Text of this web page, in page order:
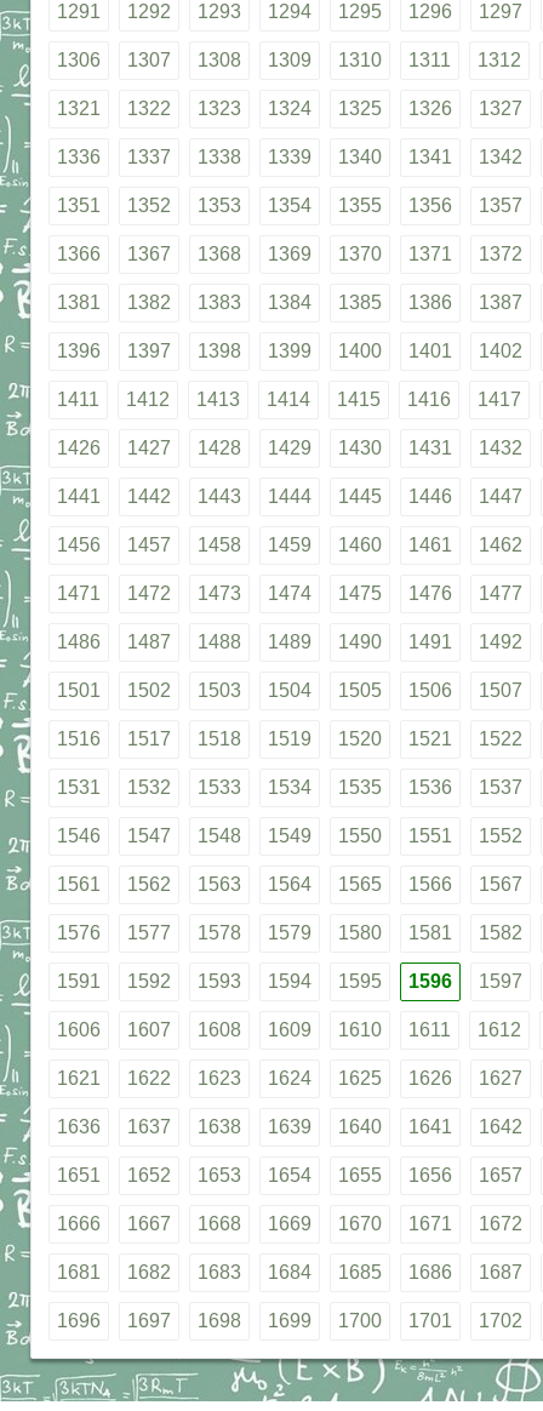
1291 1292 1293 1294 1295 1296 1297
1306 1307 1308 1309 1310 1311 1312
1321 1322 1323 1324 1325 1326 1327
1336 1337 1338 1339 1340 1341 1342
1351 1352 1353 1354 1355 1356 1357
1366 1367 1368 1369 1370 1371 1372
1381 1382 1383 1384 1385 1386 1387
1396 1397 1398 1399 1400 1401 1402
1411 1412 1413 1414 1415 1416 1417
1426 1427 1428 1429 1430 1431 1432
1441 1442 1443 1444 1445 1446 1447
1456 1457 1458 1459 1460 1461 1462
1471 1472 1473 1474 1475 1476 1477
1486 1487 1488 1489 1490 1491 1492
1501 1502 1503 1504 1505 1506 1507
1516 1517 1518 1519 1520 1521 1522
1531 1532 1533 1534 1535 1536 1537
1546 1547 1548 1549 1550 1551 1552
1561 1562 1563 1564 1565 1566 1567
1576 1577 1578 1579 1580 1581 1582
1591 1592 1593 1594 1595 1596 1597
1606 1607 1608 1609 1610 1611 1612
1621 1622 1623 1624 1625 1626 1627
1636 1637 1638 1639 1640 1641 1642
1651 1652 1653 1654 1655 1656 1657
1666 1667 1668 1669 1670 1671 1672
1681 1682 1683 1684 1685 1686 1687
1696 1697 1698 1699 1700 1701 1702